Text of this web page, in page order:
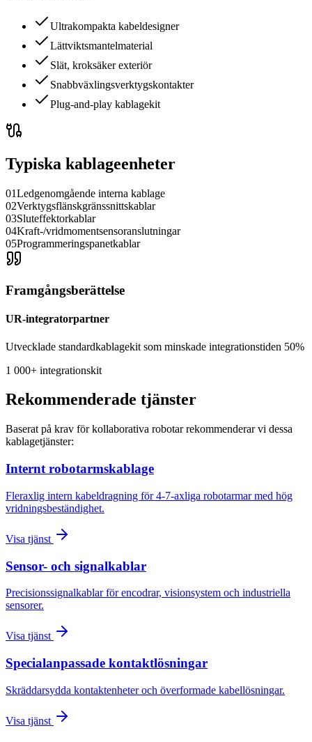
Ultrakompakta kabeldesigner
Lättviktsmantelmaterial
Slät, kroksäker exteriör
Snabbväxlingsverktygskontakter
Plug-and-play kablagekit
Typiska kablageenheter
01Ledgenomgående interna kablage
02Verktygsflänskgränssnittskablar
03Sluteffektorkablar
04Kraft-/vridmomentsensoranslutningar
05Programmeringspanetkablar
Framgångsberättelse
UR-integratorpartner
Utvecklade standardkablagekit som minskade integrationstiden 50%
1 000+ integrationskit
Rekommenderade tjänster
Baserat på krav för kollaborativa robotar rekommenderar vi dessa
kablagetjänster:
Internt robotarmskablage
Fleraxlig intern kabeldragning för 4-7-axliga robotarmar med hög
vridningsbeständighet.
Visa tjänst
Sensor- och signalkablar
Precisionssignalkablar för encodrar, visionsystem och industriella
sensorer.
Visa tjänst
Specialanpassade kontaktlösningar
Skräddarsydda kontaktenheter och överformade kabellösningar.
Visa tjänst